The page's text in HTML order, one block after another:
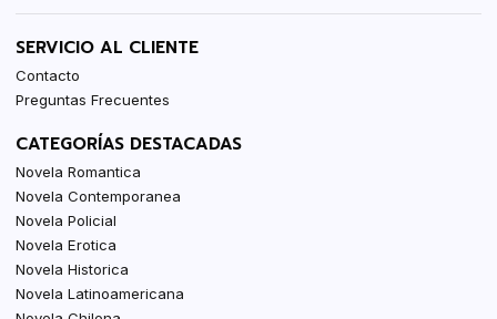
SERVICIO AL CLIENTE
Contacto
Preguntas Frecuentes
CATEGORÍAS DESTACADAS
Novela Romantica
Novela Contemporanea
Novela Policial
Novela Erotica
Novela Historica
Novela Latinoamericana